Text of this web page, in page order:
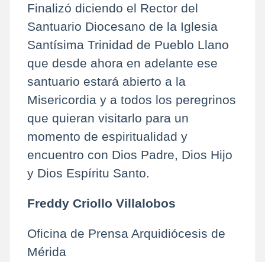
Finalizó diciendo el Rector del
Santuario Diocesano de la Iglesia
Santísima Trinidad de Pueblo Llano
que desde ahora en adelante ese
santuario estará abierto a la
Misericordia y a todos los peregrinos
que quieran visitarlo para un
momento de espiritualidad y
encuentro con Dios Padre, Dios Hijo
y Dios Espíritu Santo.
Freddy Criollo Villalobos
Oficina de Prensa Arquidiócesis de
Mérida